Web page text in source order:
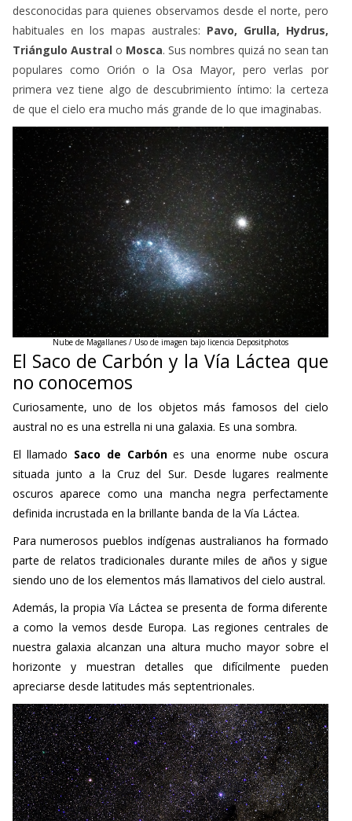
desconocidas para quienes observamos desde el norte, pero
habituales en los mapas australes: Pavo, Grulla, Hydrus,
Triángulo Australo Mosca. Sus nombres quizá no sean tan
populares como Orión o la Osa Mayor, pero verlas por
primera vez tiene algo de descubrimiento íntimo: la certeza
de que el cielo era mucho más grande de lo que imaginabas.
Nube de Magallanes / Uso de imagen bajo licencia Depositphotos
El Saco de Carbón y la Vía Láctea que
no conocemos
Curiosamente, uno de los objetos más famosos del cielo
austral no es una estrella ni una galaxia. Es una sombra.
El llamado Saco de Carbónes una enorme nube oscura
situada junto a la Cruz del Sur. Desde lugares realmente
oscuros aparece como una mancha negra perfectamente
definida incrustada en la brillante banda de la Vía Láctea.
Para numerosos pueblos indígenas australianos ha formado
parte de relatos tradicionales durante miles de años y sigue
siendo uno de los elementos más llamativos del cielo austral.
Además, la propia Vía Láctea se presenta de forma diferente
a como la vemos desde Europa. Las regiones centrales de
nuestra galaxia alcanzan una altura mucho mayor sobre el
horizonte y muestran detalles que difícilmente pueden
apreciarse desde latitudes más septentrionales.